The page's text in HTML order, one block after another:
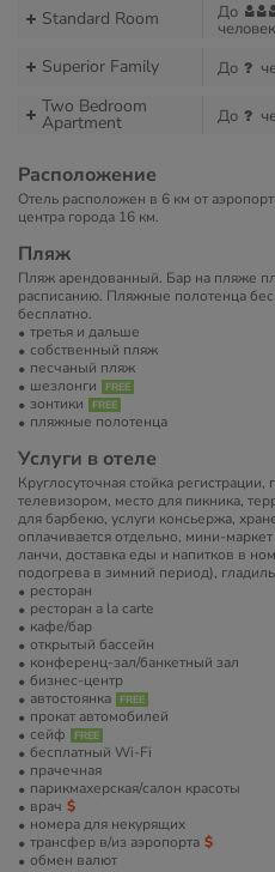
Standard Room До
человек
Superior Family До
Two Bedroom
Apartment До
Расположение
Отель расположен в 6 км от
центра города 16 км.
Пляж
Пляж арендованный. Бар на пляже
расписанию. Пляжные полотенца
бесплатно.
третья и дальше
собственный пляж
песчаный пляж
шезлонги
зонтики
пляжные полотенца
Услуги в отеле
Круглосуточная стойка регистрации,
телевизором, место для пикника,
для барбекю, услуги консьержа,
оплачивается отдельно, мини-
ланчи, доставка еды и напитков в
подогрева в зимний период),
ресторан
ресторан a la carte
кафе/бар
открытый бассейн
конференц-зал/банкетный зал
бизнес-центр
автостоянка
прокат автомобилей
сейф
бесплатный Wi-Fi
прачечная
парикмахерская/салон красоты
врач
номера для некурящих
трансфер в/из аэропорта
обмен валют